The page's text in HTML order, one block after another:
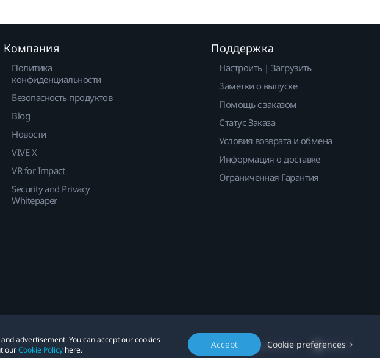
advertisement. You can accept our cookies
ourCookie Policy here. Accept Cookie preferences
Компания
Политика
конфиденциальности
Безопасность продуктов
Blog
Новости
VIVE X
VR for Impact
Security and Privacy
Whitepaper
Поддержка
Настроить | Загрузить
Заметки о выпуске
Помощь с заказом
Статус Заказа
Условия возврата и обмена
Информация о доставке
Ограниченная Гарантия
Location